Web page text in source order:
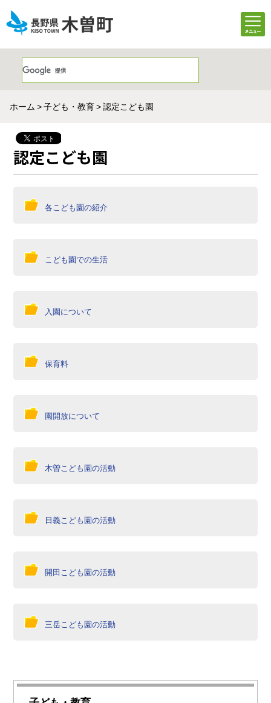
ホーム 子ども・教育 認定こども園
認定こども園
各こども園の紹介
こども園での生活
入園について
保育料
園開放について
木曽こども園の活動
日義こども園の活動
開田こども園の活動
三岳こども園の活動